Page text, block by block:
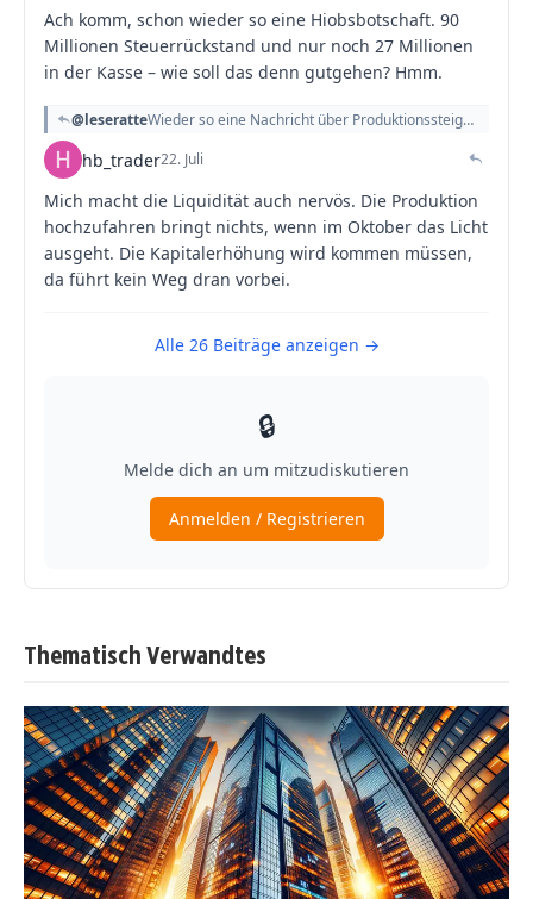
Thematisch Verwandtes